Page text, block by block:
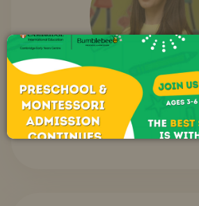
Nərmin Həsənli
Preschoo Müəllimi